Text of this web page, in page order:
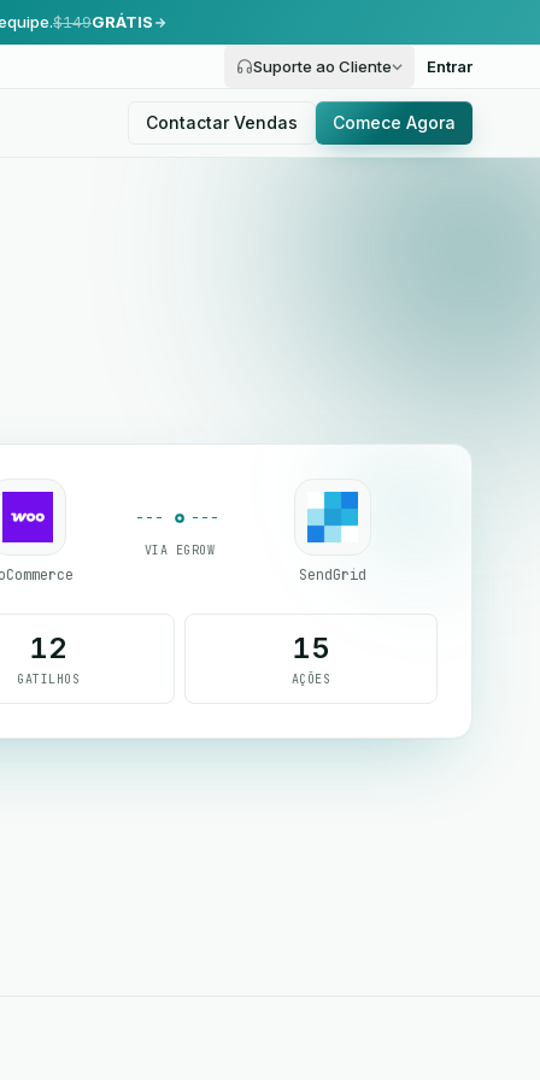
$149GRÁTIS
Suporte ao Cliente Entrar
Contactar Vendas Comece Agora
VIA EGROW
SendGrid
12
GATILHOS
15
AÇÕES